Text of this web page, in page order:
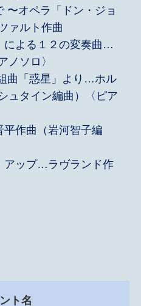
〜オペラ「ドン・ジョ
ァルト作曲
による１２の変奏曲…
ノソロ〉
曲「惑星」より…ホル
ュタイン編曲）〈ピア
作曲（岩河智子編
アップ…ラヴランド作
ト名